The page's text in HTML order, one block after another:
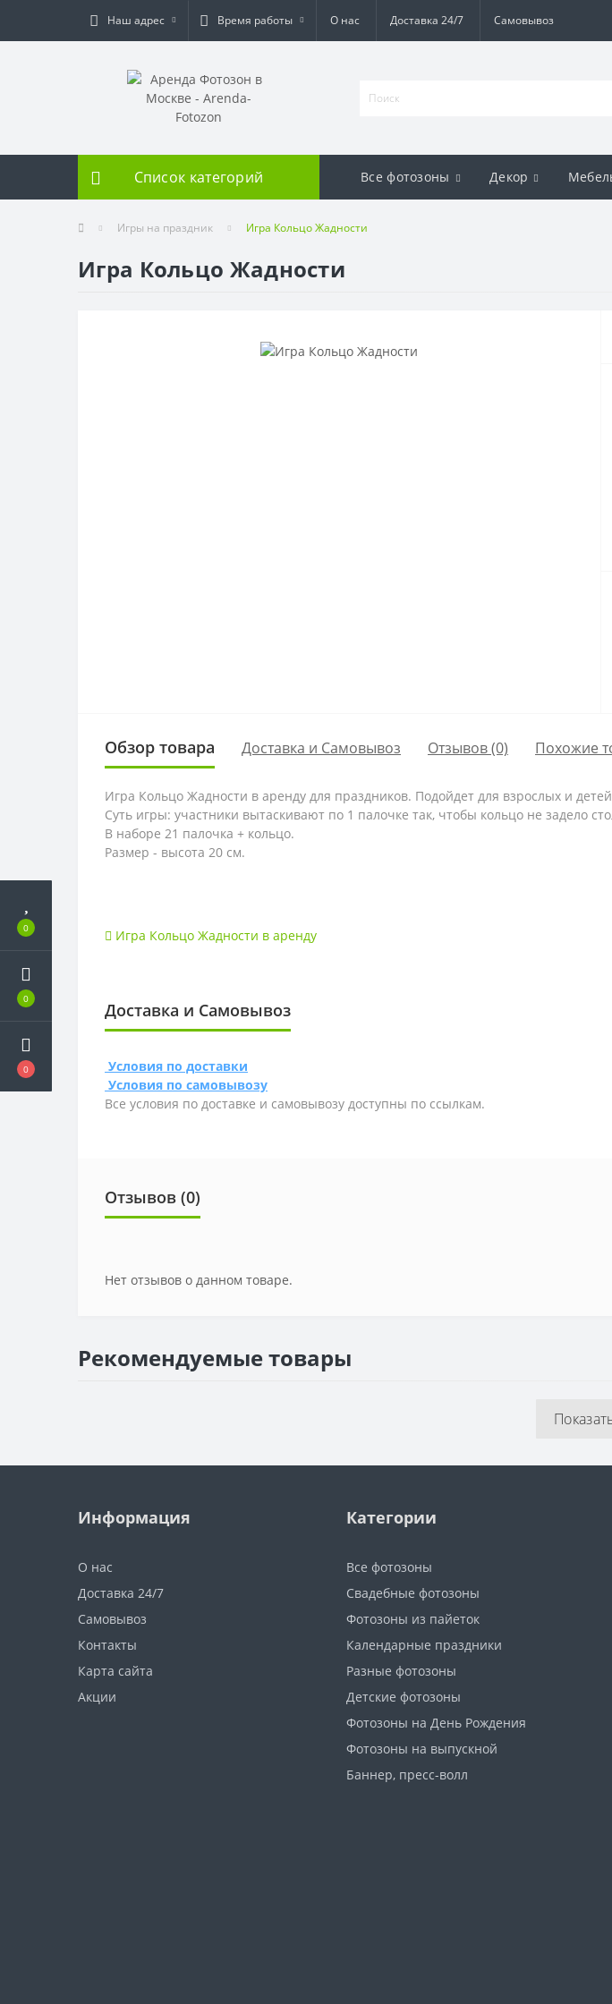
0
0
0
Наш адрес Время работы О нас Доставка 24/7 Самовывоз
Список категорий Все фотозоны Декор
Игры на праздник Игра Кольцо Жадности
Игра Кольцо Жадности
Обзор товара Доставка и Самовывоз Отзывов (0) Похожие
Игра Кольцо Жадности в аренду для праздников. Подойдет для взрослых и
Суть игры: участники вытаскивают по 1 палочке так, чтобы кольцо не задело
В наборе 21 палочка + кольцо.
Размер - высота 20 см.
Игра Кольцо Жадности в аренду
Доставка и Самовывоз
Условия по доставки
Условия по самовывозу
Все условия по доставке и самовывозу доступны по ссылкам.
Отзывов (0)
Нет отзывов о данном товаре.
Рекомендуемые товары
Информация
О нас
Доставка 24/7
Самовывоз
Контакты
Карта сайта
Акции
Категории
Все фотозоны
Свадебные фотозоны
Фотозоны из пайеток
Календарные праздники
Разные фотозоны
Детские фотозоны
Фотозоны на День Рождения
Фотозоны на выпускной
Баннер, пресс-волл